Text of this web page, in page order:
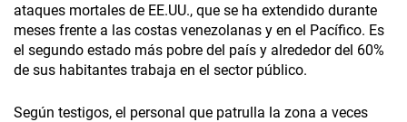
ataques mortales de EE.UU., que se ha extendido durante
meses frente a las costas venezolanas y en el Pacífico. Es
el segundo estado más pobre del país y alrededor del 60%
de sus habitantes trabaja en el sector público.
Según testigos, el personal que patrulla la zona a veces